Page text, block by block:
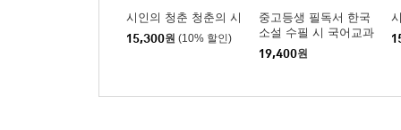
시인의 청춘 청춘의 시
15,300원 (10% 할인)
중고등생 필독서 한국
소설 수필 시 국어교과
서 수록 작품 읽기 2
19,400원